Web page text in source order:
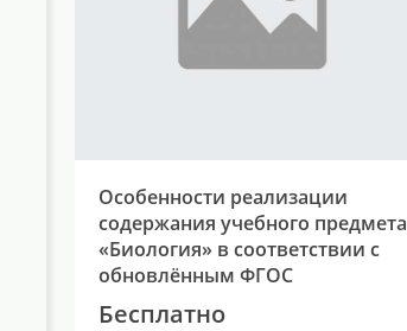
Особенности реализации
содержания учебного предмета
«Биология» в соответствии с
обновлённым ФГОС
Бесплатно